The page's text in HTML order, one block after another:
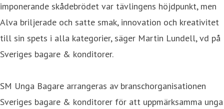
imponerande skådebrödet var tävlingens höjdpunkt, men
Alva briljerade och satte smak, innovation och kreativitet
till sin spets i alla kategorier, säger Martin Lundell, vd på
Sveriges bagare & konditorer.
SM Unga Bagare arrangeras av branschorganisationen
Sveriges bagare & konditorer för att uppmärksamma unga